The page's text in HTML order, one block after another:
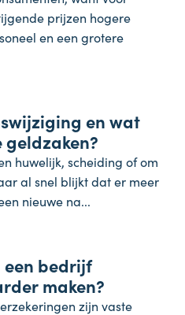
prijzen hogere
en een grotere
en wat
huwelijk, scheiding of om
al snel blijkt dat er meer
nieuwe na...
een bedrijf
maken?
zijn vaste